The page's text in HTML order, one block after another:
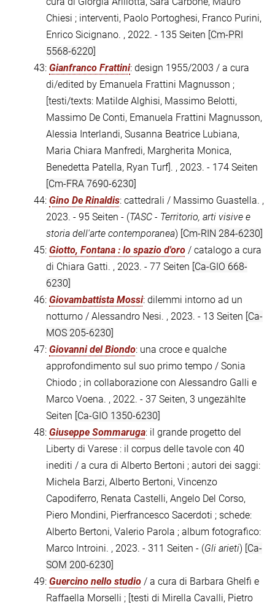
Chiesi ; interventi, Paolo Portoghesi, Franco Purini,
Enrico Sicignano. , 2022. - 135 Seiten [Cm-PRI
5568-6220]
43: Gianfranco Frattini: design 1955/2003 / a cura
di/edited by Emanuela Frattini Magnusson ;
[testi/texts: Matilde Alghisi, Massimo Belotti,
Massimo De Conti, Emanuela Frattini Magnusson,
Alessia Interlandi, Susanna Beatrice Lubiana,
Maria Chiara Manfredi, Margherita Monica,
Benedetta Patella, Ryan Turf]. , 2023. - 174 Seiten
[Cm-FRA 7690-6230]
44: Gino De Rinaldis: cattedrali / Massimo Guastella. ,
2023. - 95 Seiten - (TASC - Territorio, arti visive e
storia dell'arte contemporanea) [Cm-RIN 284-6230]
45: Giotto, Fontana : lo spazio d'oro / catalogo a cura
di Chiara Gatti. , 2023. - 77 Seiten [Ca-GIO 668-
6230]
46: Giovambattista Mossi: dilemmi intorno ad un
notturno / Alessandro Nesi. , 2023. - 13 Seiten [Ca-
MOS 205-6230]
47: Giovanni del Biondo: una croce e qualche
approfondimento sul suo primo tempo / Sonia
Chiodo ; in collaborazione con Alessandro Galli e
Marco Voena. , 2022. - 37 Seiten, 3 ungezählte
Seiten [Ca-GIO 1350-6230]
48: Giuseppe Sommaruga: il grande progetto del
Liberty di Varese : il corpus delle tavole con 40
inediti / a cura di Alberto Bertoni ; autori dei saggi:
Michela Barzi, Alberto Bertoni, Vincenzo
Capodiferro, Renata Castelli, Angelo Del Corso,
Piero Mondini, Pierfrancesco Sacerdoti ; schede:
Alberto Bertoni, Valerio Parola ; album fotografico:
Marco Introini. , 2023. - 311 Seiten - (Gli arieti) [Ca-
SOM 200-6230]
49: Guercino nello studio / a cura di Barbara Ghelfi e
Raffaella Morselli ; [testi di Mirella Cavalli, Pietro